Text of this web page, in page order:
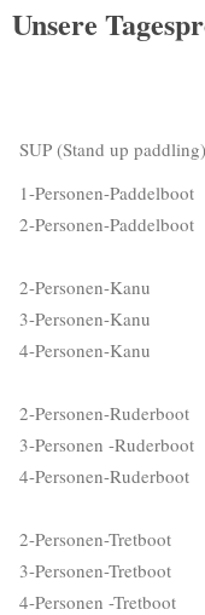
Unsere
SUP (Stand up paddling)
1-Personen-Paddelboot
2-Personen-Paddelboot
2-Personen-Kanu
3-Personen-Kanu
4-Personen-Kanu
2-Personen-Ruderboot
3-Personen -Ruderboot
4-Personen-Ruderboot
2-Personen-Tretboot
3-Personen-Tretboot
4-Personen -Tretboot